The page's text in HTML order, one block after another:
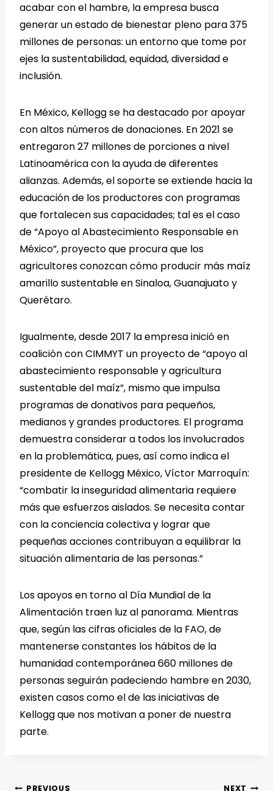
acabar con el hambre, la empresa busca
generar un estado de bienestar pleno para 375
millones de personas: un entorno que tome por
ejes la sustentabilidad, equidad, diversidad e
inclusión.
En México, Kellogg se ha destacado por apoyar
con altos números de donaciones. En 2021 se
entregaron 27 millones de porciones a nivel
Latinoamérica con la ayuda de diferentes
alianzas. Además, el soporte se extiende hacia la
educación de los productores con programas
que fortalecen sus capacidades; tal es el caso
de “Apoyo al Abastecimiento Responsable en
México”, proyecto que procura que los
agricultores conozcan cómo producir más maíz
amarillo sustentable en Sinaloa, Guanajuato y
Querétaro.
Igualmente, desde 2017 la empresa inició en
coalición con CIMMYT un proyecto de “apoyo al
abastecimiento responsable y agricultura
sustentable del maíz”, mismo que impulsa
programas de donativos para pequeños,
medianos y grandes productores. El programa
demuestra considerar a todos los involucrados
en la problemática, pues, así como indica el
presidente de Kellogg México, Víctor Marroquín:
“combatir la inseguridad alimentaria requiere
más que esfuerzos aislados. Se necesita contar
con la conciencia colectiva y lograr que
pequeñas acciones contribuyan a equilibrar la
situación alimentaria de las personas.”
Los apoyos en torno al Día Mundial de la
Alimentación traen luz al panorama. Mientras
que, según las cifras oficiales de la FAO, de
mantenerse constantes los hábitos de la
humanidad contemporánea 660 millones de
personas seguirán padeciendo hambre en 2030,
existen casos como el de las iniciativas de
Kellogg que nos motivan a poner de nuestra
parte.
PREVIOUS NEXT